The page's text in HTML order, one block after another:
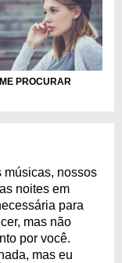
PROCURAR
músicas, nossos
noites em
para
mas não
por você.
mas eu